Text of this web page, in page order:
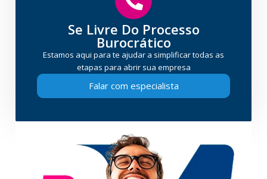
Se Livre Do Processo
Burocrático
Estamos aqui para te ajudar a simplificar todas as
etapas para abrir sua empresa
Falar com especialista